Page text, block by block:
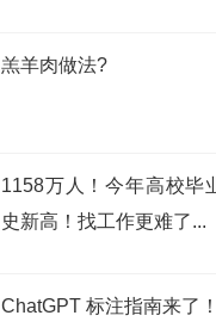
羔羊肉做法?
1158万人！今年高校毕
史新高！找工作更难了...
ChatGPT 标注指南来了